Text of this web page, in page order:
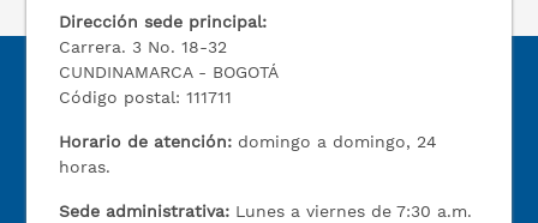
Dirección sede principal:
Carrera. 3 No. 18-32
CUNDINAMARCA - BOGOTÁ
Código postal: 111711
Horario de atención: domingo a domingo, 24
horas.
Sede administrativa: Lunes a viernes de 7:30 a.m.